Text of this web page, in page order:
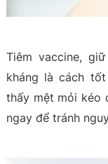
Tiêm vaccine,
kháng là cách
thấy mệt mỏi kéo
ngay để tránh